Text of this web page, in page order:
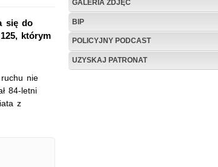
GALERIA ZDJĘĆ
BIP
POLICYJNY PODCAST
UZYSKAJ PATRONAT
się do
którym
nie
84-letni
z